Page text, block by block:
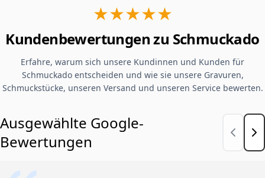
★★★★★
Kundenbewertungen zu Schmuckado
Erfahre, warum sich unsere Kundinnen und Kunden für
Schmuckado entscheiden und wie sie unsere Gravuren,
Schmuckstücke, unseren Versand und unseren Service bewerten.
Ausgewählte Google-
Bewertungen